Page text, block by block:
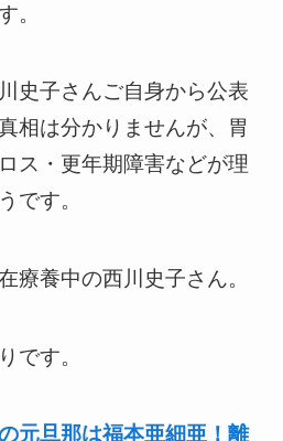
。
史子さんご自身から公表
相は分かりませんが、胃
ス・更年期障害などが理
です。
療養中の西川史子さん。
です。
元旦那は福本亜細亜！離